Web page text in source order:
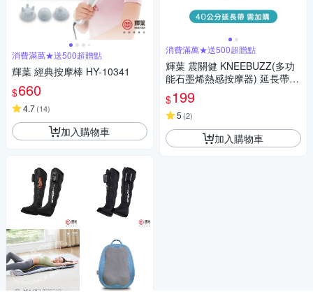
消費滿萬★送500超贈點
輝葉 經典按摩棒 HY-10341
$660
4.7(14)
加入購物車
消費滿萬★送500超贈點
輝葉 震關健 KNEEBUZZ(多功
能石墨烯熱感按摩器) 延長帶-H
Y-762-BU-001
$199
5 (2)
加入購物車